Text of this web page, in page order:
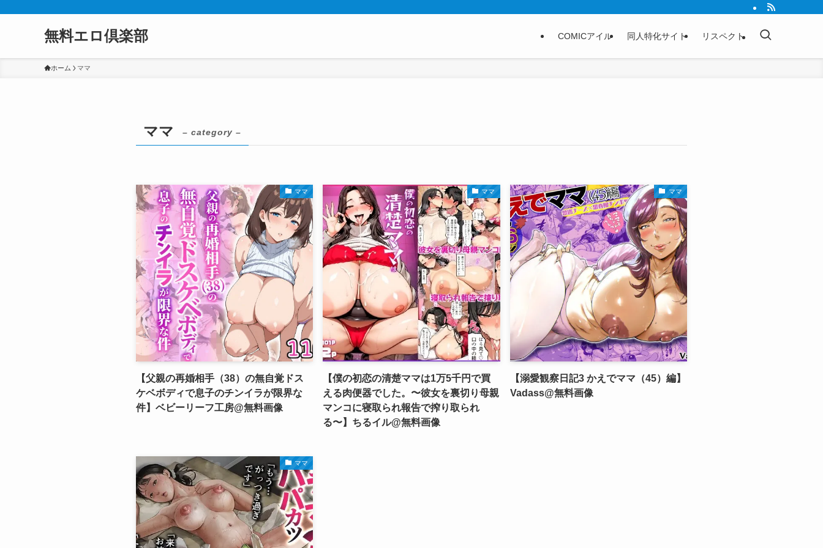
無料エロ倶楽部 COMICアイル 同人特化サイト リスペクト
ホーム ママ
ママ – category –
ママ
【父親の再婚相手（38）の無自覚ドス
ケベボディで息子のチンイラが限界な
件】ベビーリーフ工房@無料画像
ママ
【僕の初恋の清楚ママは1万5千円で買
える肉便器でした。〜彼女を裏切り母親
マンコに寝取られ報告で搾り取られ
る〜】ちるイル@無料画像
ママ
【溺愛観察日記3 かえでママ（45）編】
Vadass@無料画像
ママ